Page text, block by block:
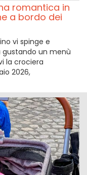
romantica in
a bordo dei
vi spinge e
gustando un menù
la crociera
2026,